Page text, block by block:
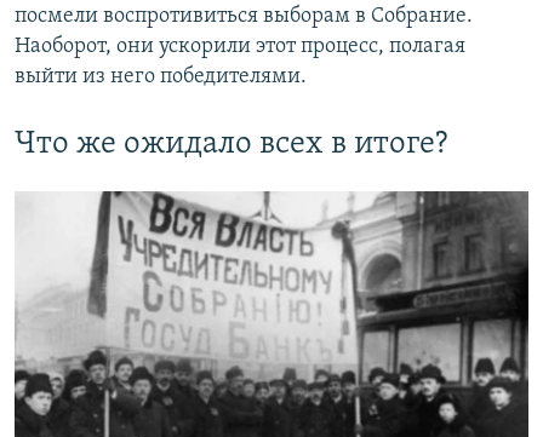
посмели воспротивиться выборам в Собрание.
Наоборот, они ускорили этот процесс, полагая
выйти из него победителями.
Что же ожидало всех в итоге?